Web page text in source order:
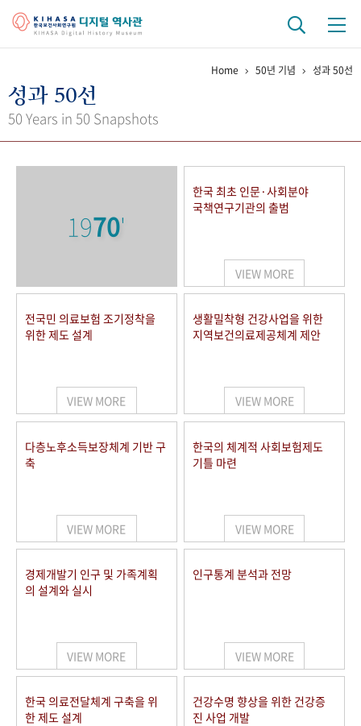
걸어온 길 기관 변천사
키워드로 보는 연구 역사
연구자들
사진 아카이브 문서 기록물 행정박물 영상 기록물
50+1 주년 기념
세계와 함께 한 KIHASA
VR 역사관
Home 50년 기념 성과 50선
성과 50선
50 Years in 50 Snapshots
1970'
한국 최초 인문·사회분야
국책연구기관의 출범
VIEW MORE
전국민 의료보험 조기정착을
위한 제도 설계
VIEW MORE
생활밀착형 건강사업을 위한
지역보건의료제공체계 제안
VIEW MORE
다층노후소득보장체계 기반 구
축
VIEW MORE
한국의 체계적 사회보험제도
기틀 마련
VIEW MORE
경제개발기 인구 및 가족계획
의 설계와 실시
VIEW MORE
인구통계 분석과 전망
VIEW MORE
한국 의료전달체계 구축을 위
한 제도 설계
건강수명 향상을 위한 건강증
진 사업 개발